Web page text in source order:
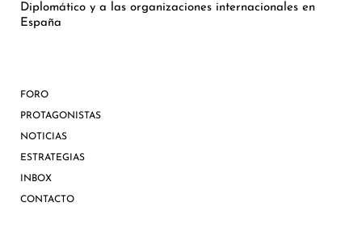
Diplomático y a las organizaciones internacionales en
España
FORO
PROTAGONISTAS
NOTICIAS
ESTRATEGIAS
INBOX
CONTACTO